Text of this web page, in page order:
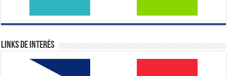
Links de Interés